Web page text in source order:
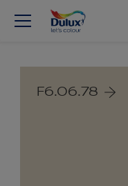
F6.06.78